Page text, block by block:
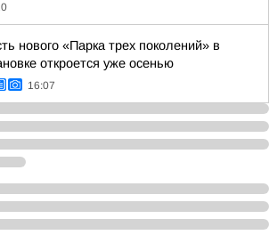
нового «Парка трех поколений» в
откроется уже осенью
16:07